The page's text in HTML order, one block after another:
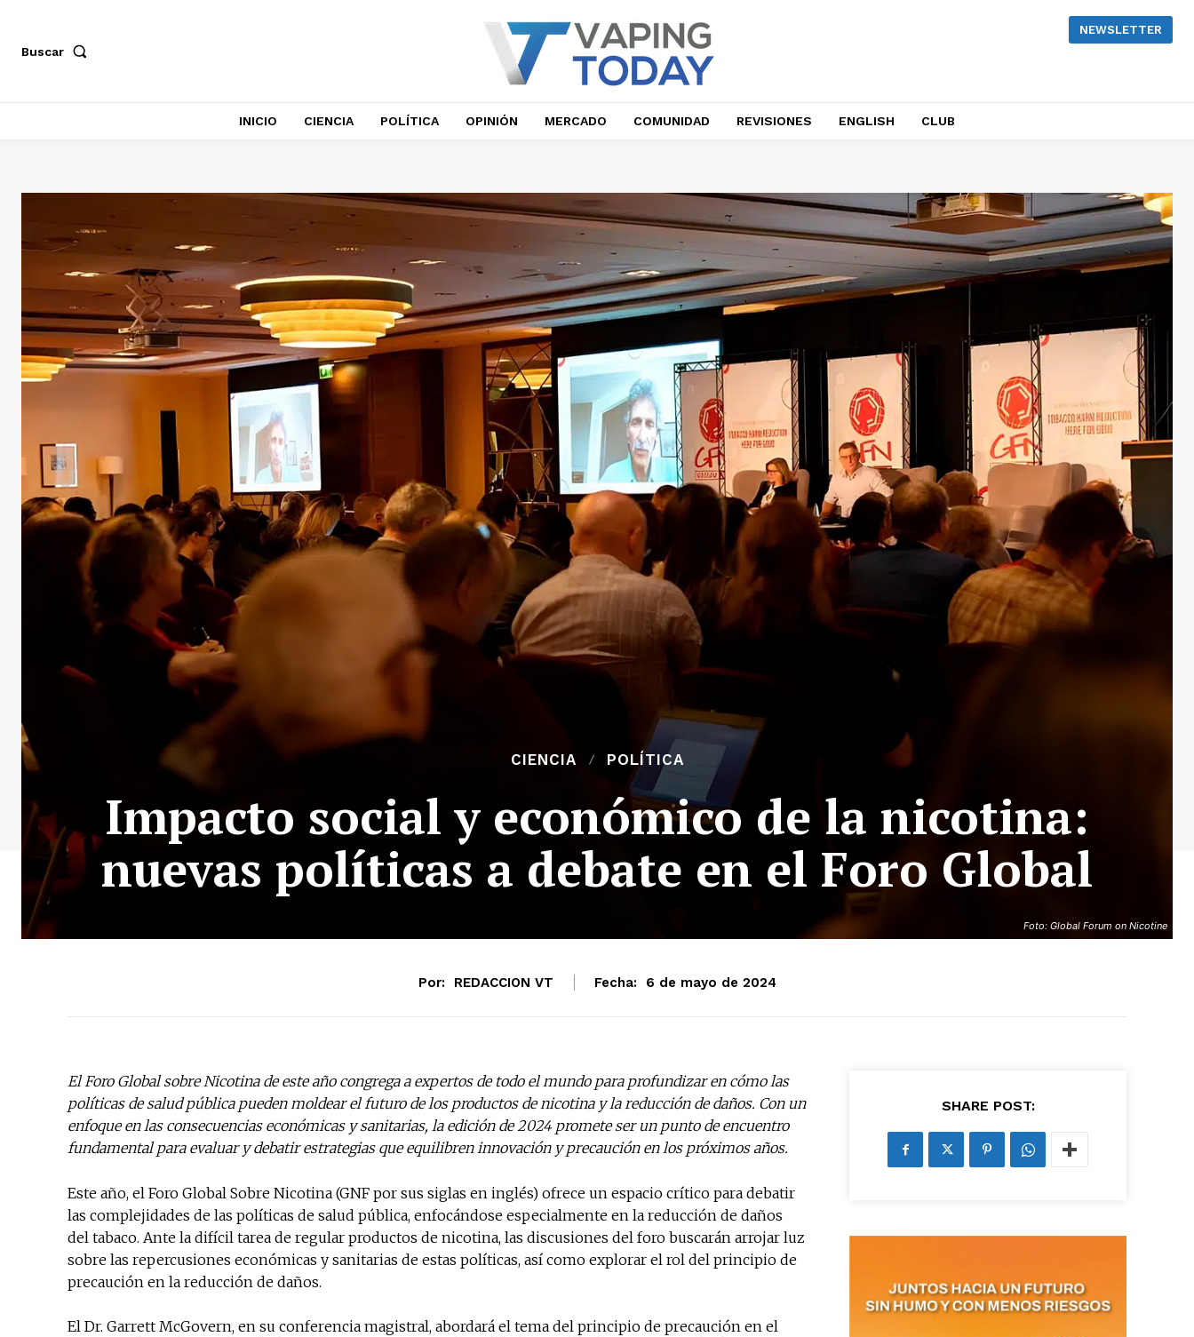
Suscríbete a nuestro boletín diario y recibe todas las
electrónico.
Subscribe to our daily clipping and receive all the news
of vaping and tobacco harm reduction in your email.
SUBSCRIBIRSE
Buscar
NEWSLETTER
INICIO CIENCIA POLÍTICA OPINIÓN MERCADO COMUNIDAD REVISIONES ENGLISH CLUB
Foto: Global Forum on Nicotine
CIENCIA POLÍTICA
Impacto social y económico de la nicotina:
nuevas políticas a debate en el Foro Global
Por: REDACCION VT Fecha: 6 de mayo de 2024
El Foro Global sobre Nicotina de este año congrega a expertos de todo el mundo para profundizar en cómo las
políticas de salud pública pueden moldear el futuro de los productos de nicotina y la reducción de daños. Con un
enfoque en las consecuencias económicas y sanitarias, la edición de 2024 promete ser un punto de encuentro
fundamental para evaluar y debatir estrategias que equilibren innovación y precaución en los próximos años.
Este año, el Foro Global Sobre Nicotina (GNF por sus siglas en inglés) ofrece un espacio crítico para debatir
las complejidades de las políticas de salud pública, enfocándose especialmente en la reducción de daños
del tabaco. Ante la difícil tarea de regular productos de nicotina, las discusiones del foro buscarán arrojar luz
sobre las repercusiones económicas y sanitarias de estas políticas, así como explorar el rol del principio de
precaución en la reducción de daños.
El Dr. Garrett McGovern, en su conferencia magistral, abordará el tema del principio de precaución en el
SHARE POST: